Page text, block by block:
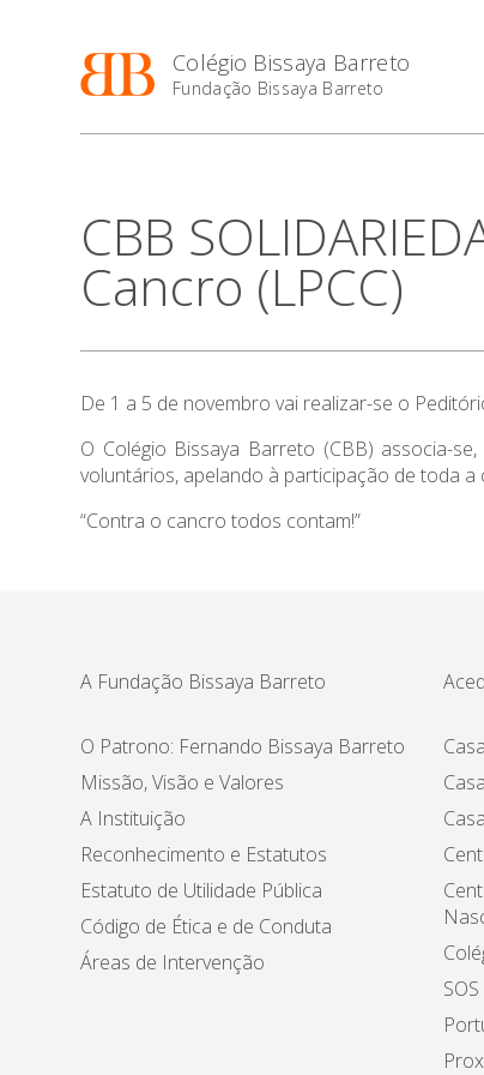
Colégio Bissaya Barreto
Fundação Bissaya Barreto
CBB
Cancro (LPCC)
De 1 a 5 de novembro vai realizar-se o
O Colégio Bissaya Barreto (CBB) associa-
voluntários, apelando à participação de toda
“Contra o cancro todos contam!”
A Fundação Bissaya Barreto
O Patrono: Fernando Bissaya Barreto
Missão, Visão e Valores
A Instituição
Reconhecimento e Estatutos
Estatuto de Utilidade Pública
Código de Ética e de Conduta
Áreas de Intervenção